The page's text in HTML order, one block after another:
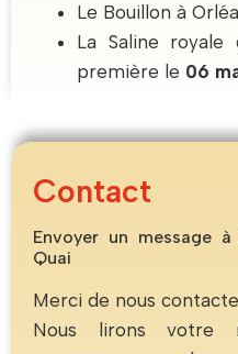
Le Bouillon à
La Saline royale
première le 06
Contact
Envoyer un message
Quai
Merci de nous
Nous lirons votre